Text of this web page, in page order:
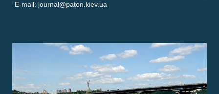
E-mail: journal@paton.kiev.ua